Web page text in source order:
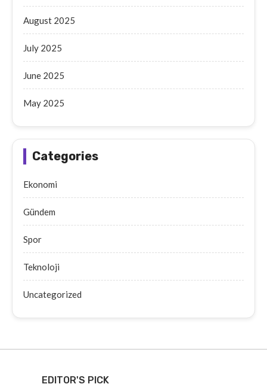
August 2025
July 2025
June 2025
May 2025
Categories
Ekonomi
Gündem
Spor
Teknoloji
Uncategorized
EDITOR'S PICK